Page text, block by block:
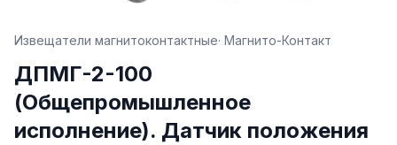
Извещатели магнитоконтактные· Магнито-Контакт
ДПМГ-2-100
(Общепромышленное
исполнение). Датчик положения